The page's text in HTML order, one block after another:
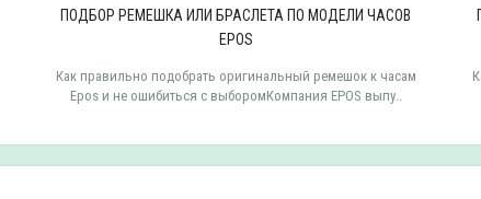
ПОДБОР РЕМЕШКА ИЛИ БРАСЛЕТА ПО МОДЕЛИ ЧАСОВ
EPOS
Как правильно подобрать оригинальный ремешок к часам
Epos и не ошибиться с выборомКомпания EPOS выпу..